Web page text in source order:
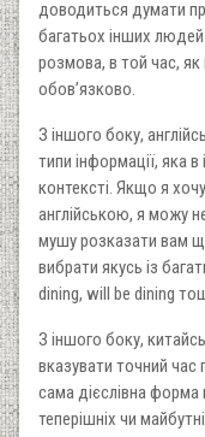
доводиться думати про
багатьох інших
розмова, в той час,
обов’язково.
З іншого боку,
типи інформації, яка
контексті. Якщо я
англійською, я можу
мушу розказати вам
вибрати якусь із
dining, will be dining
З іншого боку,
вказувати точний час
сама дієслівна
теперішніх чи